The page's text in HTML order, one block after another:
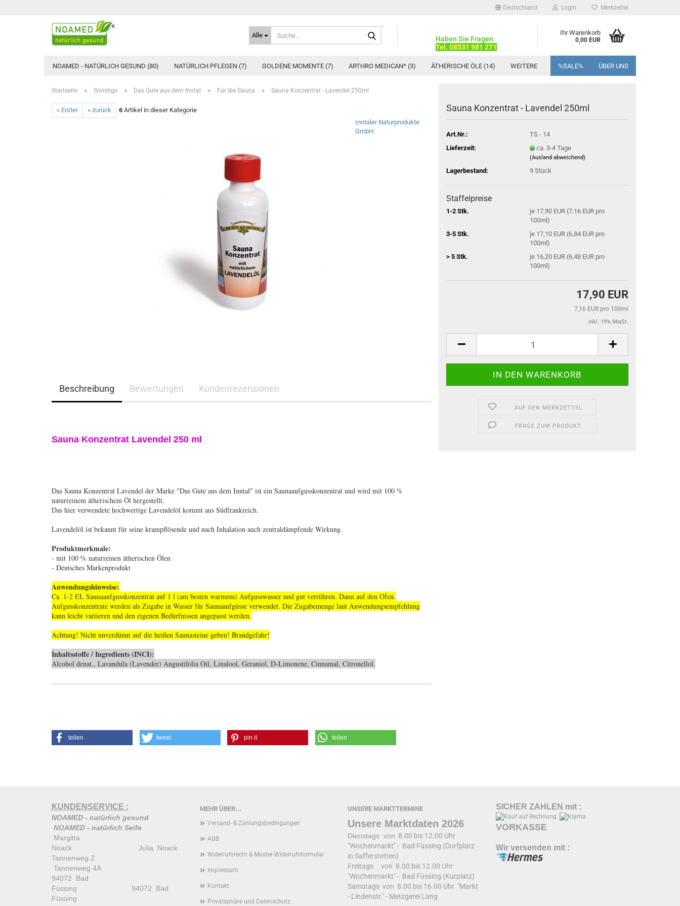
Deutschland Login Merkzettel
Alle
Haben Sie Fragen
Tel. 08531 981 271
Ihr Warenkorb
0,00 EUR
NOAMED - NATÜRLICH GESUND (80) NATÜRLICH PFLEGEN (7) GOLDENE MOMENTE (7) ARTHRO MEDICAN* (3) ÄTHERISCHE ÖLE (14) %SALE% ÜBER UNS
WEITERE
Startseite » Sonstige » Das Gute aus dem Inntal » Für die Sauna » Sauna Konzentrat - Lavendel 250ml
« Erster « zurück 6 Artikel in dieser Kategorie
Inntaler Naturprodukte
GmbH
Sauna Konzentrat - Lavendel 250ml
Art.Nr.:
TS - 14
Lieferzeit:
ca. 3-4 Tage
(Ausland abweichend)
Lagerbestand: 9 Stück
Staffelpreise
1-2 Stk.
je 17,90 EUR (7,16 EUR pro
100ml)
3-5 Stk.
je 17,10 EUR (6,84 EUR pro
100ml)
> 5 Stk.
je 16,20 EUR (6,48 EUR pro
100ml)
17,90 EUR
7,16 EUR pro 100ml
inkl. 19% MwSt.
AUF DEN MERKZETTEL
FRAGE ZUM PRODUKT
Beschreibung Bewertungen Kundenrezensionen
Sauna Konzentrat Lavendel 250 ml
Das Sauna Konzentrat Lavendel der Marke "Das Gute aus dem Inntal" ist ein Saunaaufgusskonzentrat und wird mit 100 %
naturreinem ätherischem Öl hergestellt.
Das hier verwendete hochwertige Lavendelöl kommt aus Südfrankreich.
Lavendelöl ist bekannt für seine krampflösende und nach Inhalation auch zentraldämpfende Wirkung.
Produktmerkmale:
- mit 100 % naturreinen ätherischen Ölen
- Deutsches Markenprodukt
Anwendungshinweise:
Ca. 1-2 EL Saunaaufgusskonzentrat auf 1 l (am besten warmem) Aufgusswasser und gut verrühren. Dann auf den Ofen.
Aufgusskonzentrate werden als Zugabe in Wasser für Saunaaufgüsse verwendet. Die Zugabemenge laut Anwendungsempfehlung
kann leicht variieren und den eigenen Bedürfnissen angepasst werden.
Achtung! Nicht unverdünnt auf die heißen Saunasteine geben! Brandgefahr!
Inhaltsstoffe / Ingredients (INCI):
Alcohol denat., Lavandula (Lavender) Angustifolia Oil, Linalool, Geraniol, D-Limonene, Cinnamal, Citronellol.
teilen tweet pin it teilen
MEHR ÜBER...
Versand- & Zahlungsbedingungen
AGB
Widerrufsrecht & Muster-Widerrufsformular
Impressum
Kontakt
Privatsphäre und Datenschutz
UNSERE MARKTTERMINE
Unsere Marktdaten 2026
Dienstags von 8.00 bis 12.00 Uhr
"Wochenmarkt" - Bad Füssing (Dorfplatz
in Safferstetten)
Freitags von 8.00 bis 12.00 Uhr
"Wochenmarkt" - Bad Füssing (Kurplatz)
Samstags von 8.00 bis 16.00 Uhr "Markt
- Lindenstr." - Metzgerei Lang
SICHER ZAHLEN mit :
VORKASSE
Wir versenden mit :
KUNDENSERVICE :
NOAMED - natürlich gesund
NOAMED - natürlich Seife
Margitta
Noack Julia Noack
Tannenweg 2
Tannenweg 4A
94072 Bad
Füssing 94072 Bad
Füssing